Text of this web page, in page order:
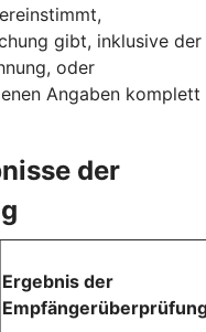
gibt, inklusive der
oder
Angaben komplett
der
Ergebnis der